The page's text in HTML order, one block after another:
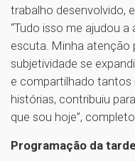
trabalho desenvolvido,
“Tudo isso me ajudou
escuta. Minha atenção
subjetividade se
e compartilhado tantos
histórias, contribuiu
que sou hoje”,
Programação da tarde